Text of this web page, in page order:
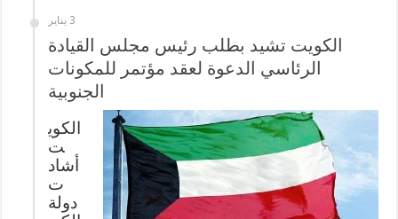
3 يناير
الكويت تشيد بطلب رئيس مجلس القيادة
الرئاسي الدعوة لعقد مؤتمر للمكونات
الجنوبية
الكوي
ت
أشاد
ت
دولة